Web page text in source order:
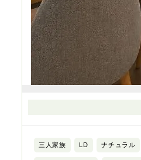
三人家族 LD ナチュラル